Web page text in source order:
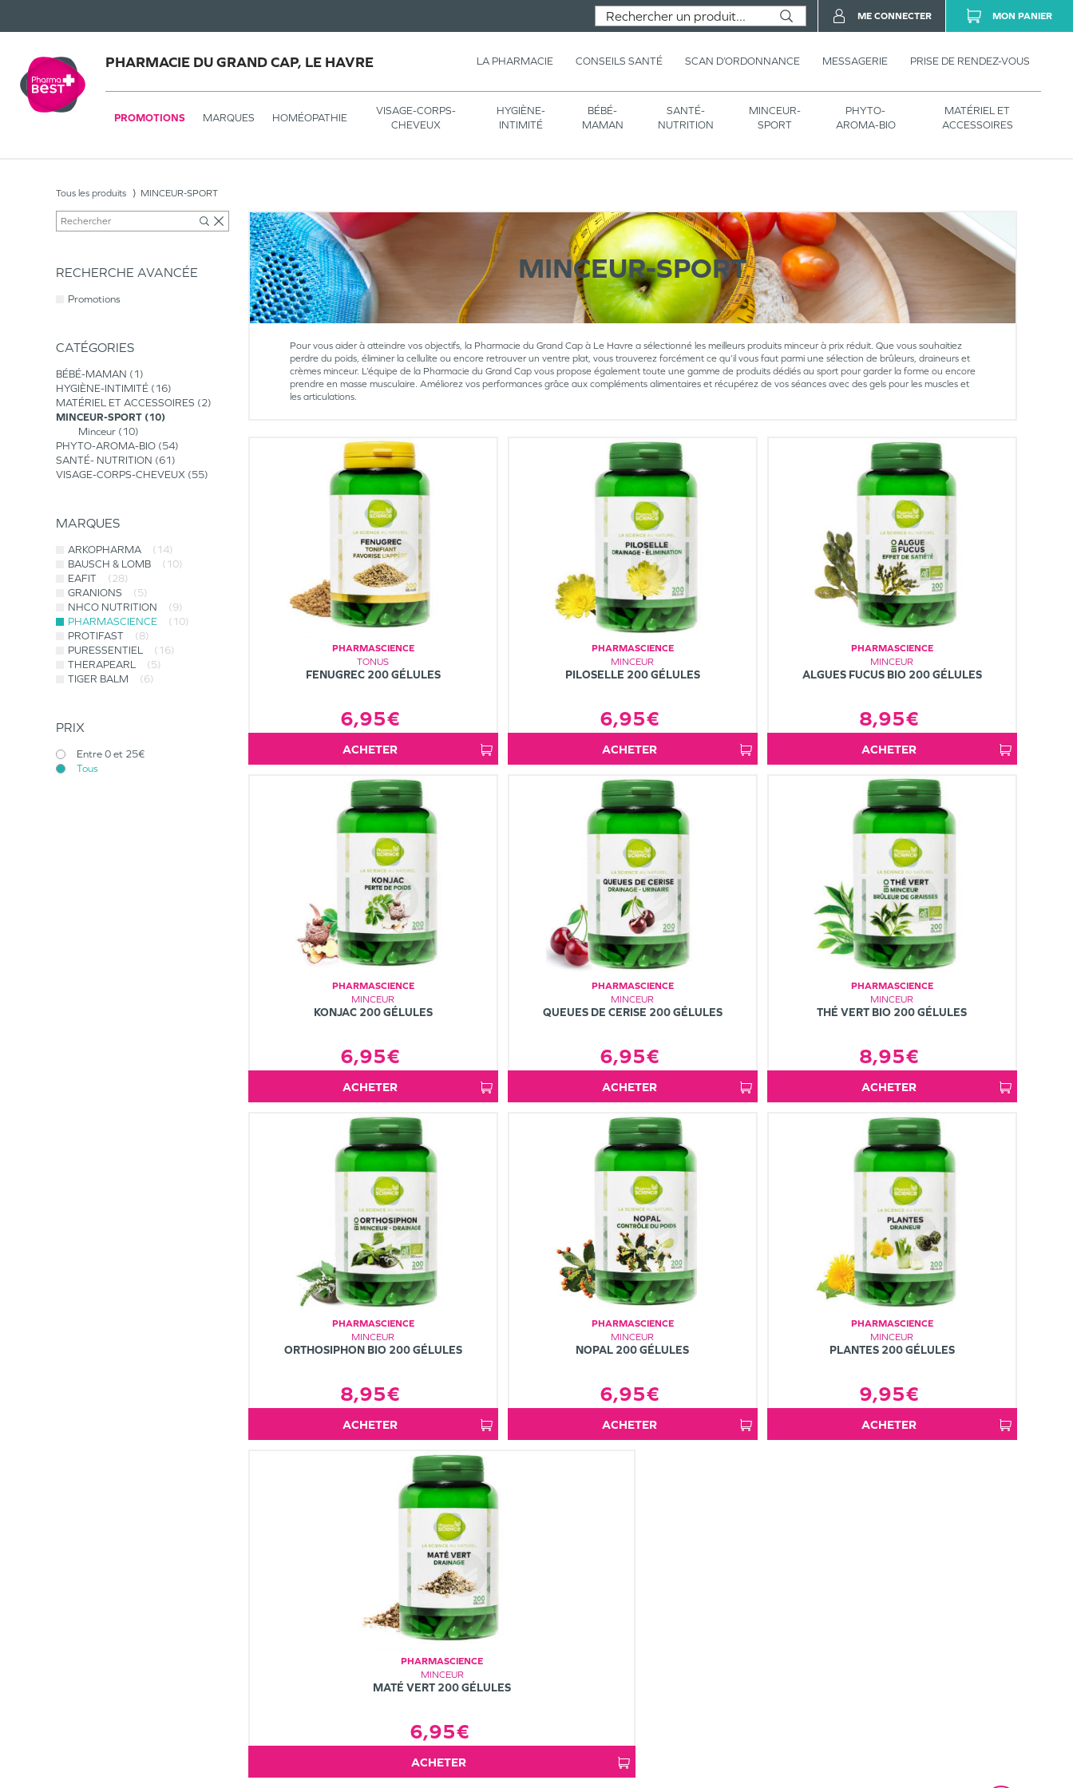
PHARMACIE DU GRAND CAP, LE HAVRE LA PHARMACIE CONSEILS SANTÉ SCAN D’ORDONNANCE MESSAGERIE PRISE DE RENDEZ-VOUS
PROMOTIONS MARQUES HOMÉOPATHIE
VISAGE-CORPS-
CHEVEUX
HYGIÈNE-
INTIMITÉ
BÉBÉ-
MAMAN
SANTÉ-
NUTRITION
MINCEUR-
SPORT
PHYTO-
AROMA-BIO
MATÉRIEL ET
ACCESSOIRES
ME CONNECTER MON PANIER
Tous les produits MINCEUR-SPORT
RECHERCHE AVANCÉE
Promotions
CATÉGORIES
BÉBÉ-MAMAN
1
HYGIÈNE-INTIMITÉ
16
MATÉRIEL ET ACCESSOIRES
2
MINCEUR-SPORT
10
Minceur
10
PHYTO-AROMA-BIO 54
SANTÉ- NUTRITION 61
VISAGE-CORPS-CHEVEUX 55
MARQUES
ARKOPHARMA
(14)
BAUSCH & LOMB
(10)
EAFIT
(28)
GRANIONS
(5)
NHCO NUTRITION
(9)
PHARMASCIENCE
(10)
PROTIFAST
(8)
PURESSENTIEL
(16)
THERAPEARL
(5)
TIGER BALM
(6)
PRIX
Entre 0 et 25€
Tous
MINCEUR-SPORT
Pour vous aider à atteindre vos objectifs, la Pharmacie du Grand Cap à Le Havre a sélectionné les meilleurs produits minceur à prix réduit. Que vous souhaitiez
perdre du poids, éliminer la cellulite ou encore retrouver un ventre plat, vous trouverez forcément ce qu’il vous faut parmi une sélection de brûleurs, draineurs et
crèmes minceur. L’équipe de la Pharmacie du Grand Cap vous propose également toute une gamme de produits dédiés au sport pour garder la forme ou encore
prendre en masse musculaire. Améliorez vos performances grâce aux compléments alimentaires et récupérez de vos séances avec des gels pour les muscles et
les articulations.
PHARMASCIENCE
TONUS
FENUGREC 200 GÉLULES
6,95€
ACHETER
PHARMASCIENCE
MINCEUR
PILOSELLE 200 GÉLULES
6,95€
ACHETER
PHARMASCIENCE
MINCEUR
ALGUES FUCUS BIO 200 GÉLULES
8,95€
ACHETER
PHARMASCIENCE
MINCEUR
KONJAC 200 GÉLULES
6,95€
ACHETER
PHARMASCIENCE
MINCEUR
QUEUES DE CERISE 200 GÉLULES
6,95€
ACHETER
PHARMASCIENCE
MINCEUR
THÉ VERT BIO 200 GÉLULES
8,95€
ACHETER
PHARMASCIENCE
MINCEUR
ORTHOSIPHON BIO 200 GÉLULES
8,95€
ACHETER
PHARMASCIENCE
MINCEUR
NOPAL 200 GÉLULES
6,95€
ACHETER
PHARMASCIENCE
MINCEUR
PLANTES 200 GÉLULES
9,95€
ACHETER
PHARMASCIENCE
MINCEUR
MATÉ VERT 200 GÉLULES
6,95€
ACHETER